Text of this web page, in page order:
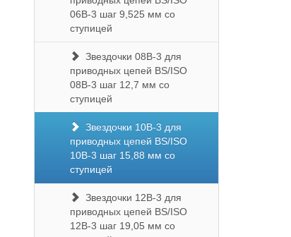
06B-3 шаг 9,525 мм со
ступицей
Звездочки 08B-3 для
приводных цепей BS/ISO
08B-3 шаг 12,7 мм со
ступицей
Звездочки 10B-3 для
приводных цепей BS/ISO
10B-3 шаг 15,88 мм со
ступицей
Звездочки 12B-3 для
приводных цепей BS/ISO
12B-3 шаг 19,05 мм со